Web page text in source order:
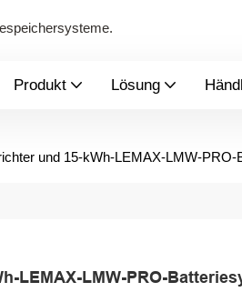
Produkt Lösung
und 15-kWh-LEMAX-LMW-
LEMAX-LMW-PRO-